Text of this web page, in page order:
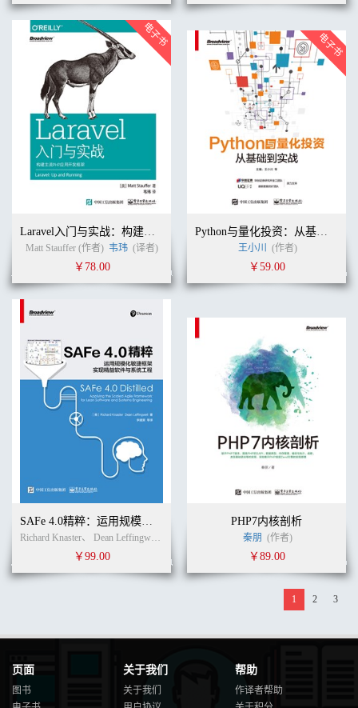
Laravel入门与实战：构建主流PHP应用开发框架
Matt Stauffer (作者) 韦玮 (译者)
￥78.00
Python与量化投资：从基础到实战
王小川 (作者)
￥59.00
SAFe 4.0精粹：运用规模化敏捷框架实现精益软件与系统工程
Richard Knaster、 Dean Leffingwell (作者) 李建昊等 (译者)
￥99.00
PHP7内核剖析
秦朋 (作者)
￥89.00
1 2 3
页面
图书
关于我们
关于我们
帮助
作译者帮助